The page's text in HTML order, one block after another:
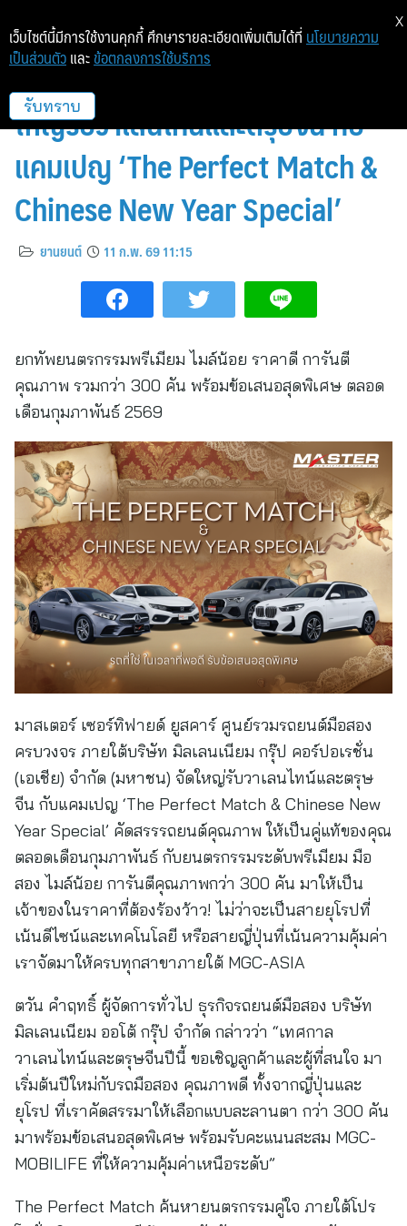
มาสเตอร์ เซอร์ทิฟายด์ ยูส คาร์ จัด
ใหญ่รับวาเลนไทน์และตรุษจีน กับ
แคมเปญ ‘The Perfect Match &
Chinese New Year Special’
ยานยนต์ 11 ก.พ. 69 11:15
ยกทัพยนตรกรรมพรีเมียม ไมล์น้อย ราคาดี การันตี
คุณภาพ รวมกว่า 300 คัน พร้อมข้อเสนอสุดพิเศษ ตลอด
เดือนกุมภาพันธ์ 2569
มาสเตอร์ เซอร์ทิฟายด์ ยูสคาร์ ศูนย์รวมรถยนต์มือสอง
ครบวงจร ภายใต้บริษัท มิลเลนเนียม กรุ๊ป คอร์ปอเรชั่น
(เอเชีย) จำกัด (มหาชน) จัดใหญ่รับวาเลนไทน์และตรุษ
จีน กับแคมเปญ ‘The Perfect Match & Chinese New
Year Special’ คัดสรรรถยนต์คุณภาพ ให้เป็นคู่แท้ของคุณ
ตลอดเดือนกุมภาพันธ์ กับยนตรกรรมระดับพรีเมียม มือ
สอง ไมล์น้อย การันตีคุณภาพกว่า 300 คัน มาให้เป็น
เจ้าของในราคาที่ต้องร้องว้าว! ไม่ว่าจะเป็นสายยุโรปที่
เน้นดีไซน์และเทคโนโลยี หรือสายญี่ปุ่นที่เน้นความคุ้มค่า
เราจัดมาให้ครบทุกสาขาภายใต้ MGC-ASIA
ตวัน คำฤทธิ์ ผู้จัดการทั่วไป ธุรกิจรถยนต์มือสอง บริษัท
มิลเลนเนียม ออโต้ กรุ๊ป จำกัด กล่าวว่า “เทศกาล
วาเลนไทน์และตรุษจีนปีนี้ ขอเชิญลูกค้าและผู้ที่สนใจ มา
เริ่มต้นปีใหม่กับรถมือสอง คุณภาพดี ทั้งจากญี่ปุ่นและ
ยุโรป ที่เราคัดสรรมาให้เลือกแบบละลานตา กว่า 300 คัน
มาพร้อมข้อเสนอสุดพิเศษ พร้อมรับคะแนนสะสม MGC-
MOBILIFE ที่ให้ความคุ้มค่าเหนือระดับ”
The Perfect Match ค้นหายนตรกรรมคู่ใจ ภายใต้โปร
เว็บไซต์นี้มีการใช้งานคุกกี้ ศึกษารายละเอียดเพิ่มเติมได้ที่ นโยบายความ
เป็นส่วนตัว และ ข้อตกลงการใช้บริการ
รับทราบ
X